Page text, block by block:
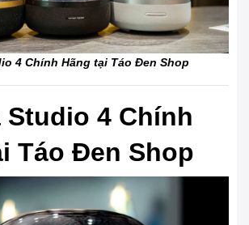
4 Chính Hãng tại Táo Đen Shop
Studio 4 Chính
Táo Đen Shop